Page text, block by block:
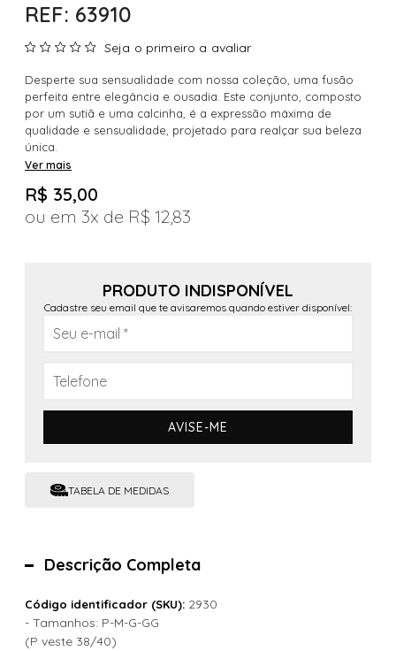
REF: 63910
Seja o primeiro a avaliar
Desperte sua sensualidade com nossa coleção, uma fusão
perfeita entre elegância e ousadia. Este conjunto, composto
por um sutiã e uma calcinha, é a expressão máxima de
qualidade e sensualidade, projetado para realçar sua beleza
única.
Ver mais
R$ 35,00
3x
R$ 12,83
PRODUTO INDISPONÍVEL
Cadastre seu email que te avisaremos quando estiver disponível:
AVISE-ME
TABELA DE MEDIDAS
Descrição Completa
Código identificador (SKU): 2930
- Tamanhos: P-M-G-GG
(P veste 38/40)